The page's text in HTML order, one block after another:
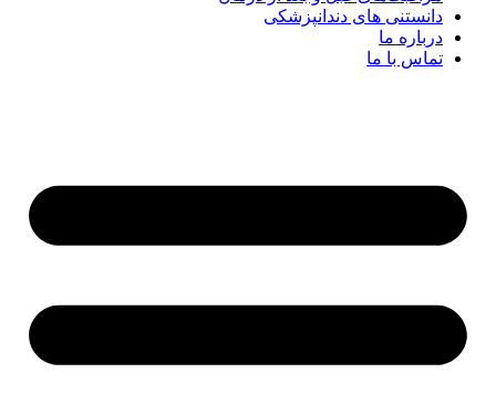
دانستنی های دندانپزشکی
درباره ما
تماس با ما